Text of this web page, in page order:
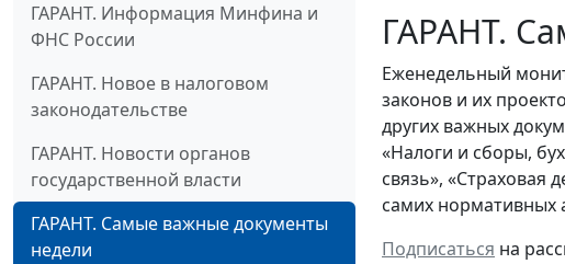
ГАРАНТ. Информация Минфина и
ФНС России
ГАРАНТ. Новое в налоговом
законодательстве
ГАРАНТ. Новости органов
государственной власти
ГАРАНТ. Самые важные документы
недели
ГАРАНТ.
Еженедельный
законов и их
других важных
«Налоги и сборы,
связь», «Страховая
самих нормативных
Подписаться на